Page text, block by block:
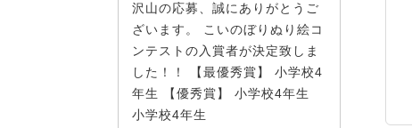
沢山の応募、誠にありがとうご
ざいます。 こいのぼりぬり絵コ
ンテストの入賞者が決定致しま
した！！ 【最優秀賞】 小学校4
年生 【優秀賞】 小学校4年生
小学校4年生